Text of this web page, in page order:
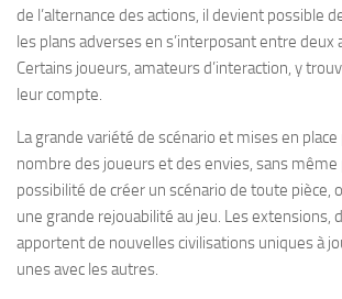
de l’alternance des actions, il devient possible
les plans adverses en s’interposant entre deux
Certains joueurs, amateurs d’interaction, y
leur compte.
La grande variété de scénario et mises en
nombre des joueurs et des envies, sans même
possibilité de créer un scénario de toute pièce,
une grande rejouabilité au jeu. Les extensions,
apportent de nouvelles civilisations uniques à
unes avec les autres.